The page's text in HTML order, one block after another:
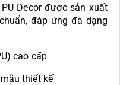
Decor được sản xuất
đáp ứng đa dạng
cao cấp
thiết kế